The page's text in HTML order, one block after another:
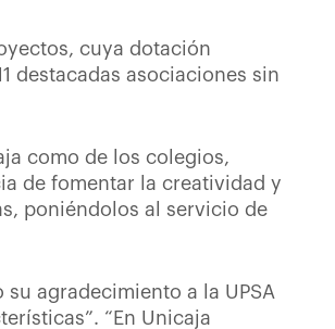
cuya dotación
destacadas asociaciones sin
como de los colegios,
de fomentar la creatividad y
poniéndolos al servicio de
agradecimiento a la UPSA
“En Unicaja